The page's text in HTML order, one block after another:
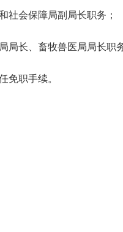
社会保障局副局长职务；
局长、畜牧兽医局局长职
免职手续。